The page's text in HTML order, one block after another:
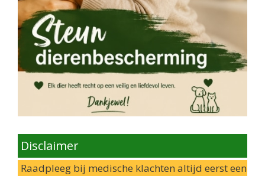
Disclaimer
Raadpleeg bij medische klachten altijd eerst een